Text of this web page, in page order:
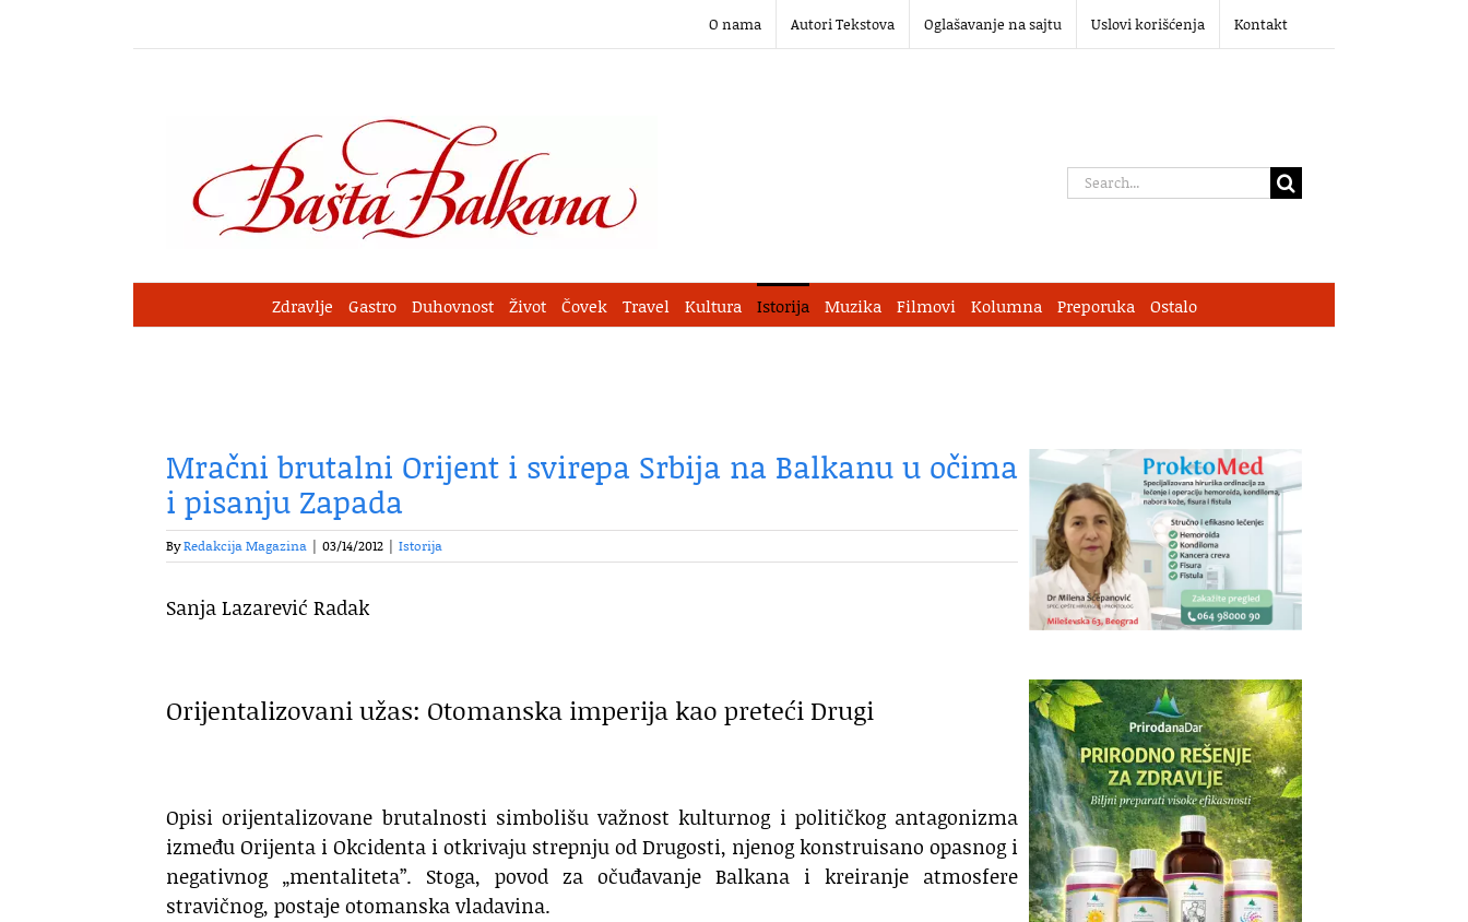
O nama Autori Tekstova Oglašavanje na sajtu Uslovi korišćenja Kontakt
Search
Zdravlje Gastro Duhovnost Život Čovek Travel Kultura Istorija Muzika Filmovi Kolumna Preporuka Ostalo
Mračni brutalni Orijent i svirepa Srbija na Balkanu u očima
i pisanju Zapada
ByRedakcija Magazina | 03/14/2012 | Istorija
Sanja Lazarević Radak
Orijentalizovani užas: Otomanska imperija kao preteći Drugi
Opisi orijentalizovane brutalnosti simbolišu važnost kulturnog i političkog antagonizma
između Orijenta i Okcidenta i otkrivaju strepnju od Drugosti, njenog konstruisano opasnog i
negativnog „mentaliteta”. Stoga, povod za očuđavanje Balkana i kreiranje atmosfere
stravičnog, postaje otomanska vladavina.